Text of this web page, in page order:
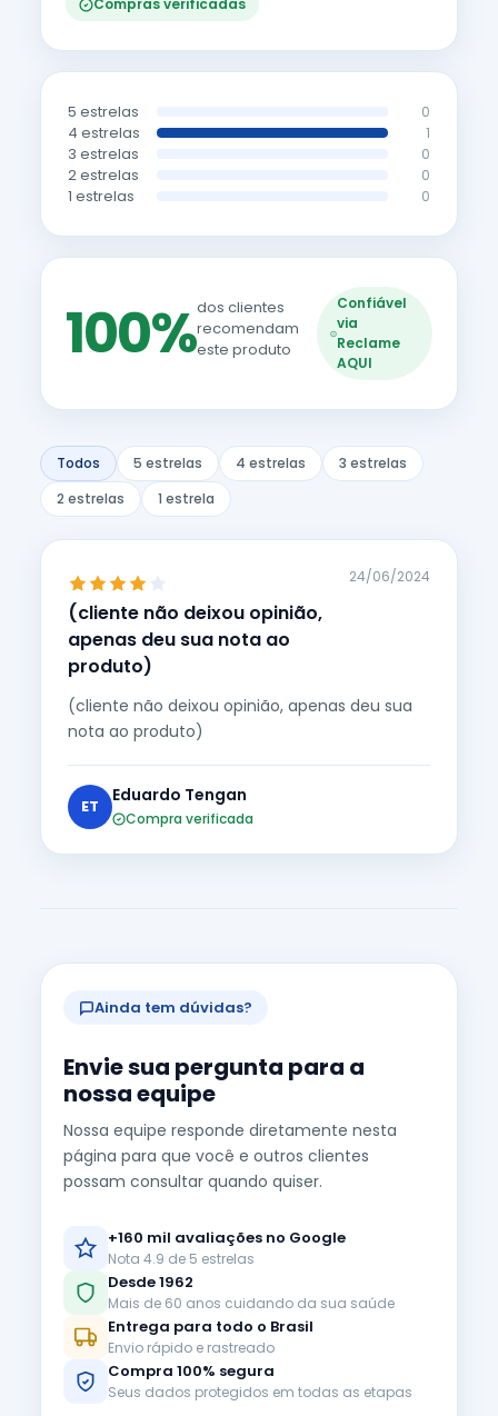
Compras verificadas
5 estrelas 0
4 estrelas 1
3 estrelas 0
2 estrelas 0
1 estrelas 0
100%dos clientes
recomendam
este produto
Confiável
via
Reclame
AQUI
Todos 5 estrelas 4 estrelas
3 estrelas
2 estrelas
1 estrela
(cliente não deixou opinião,
apenas deu sua nota ao
produto)
24/06/2024
(cliente não deixou opinião, apenas deu sua
nota ao produto)
ET
Eduardo Tengan
Compra verificada
Ainda tem dúvidas?
Envie sua pergunta para a
nossa equipe
Nossa equipe responde diretamente nesta
página para que você e outros clientes
possam consultar quando quiser.
+160 mil avaliações no Google
Nota 4.9 de 5 estrelas
Desde 1962
Mais de 60 anos cuidando da sua saúde
Entrega para todo o Brasil
Envio rápido e rastreado
Compra 100% segura
Seus dados protegidos em todas as etapas